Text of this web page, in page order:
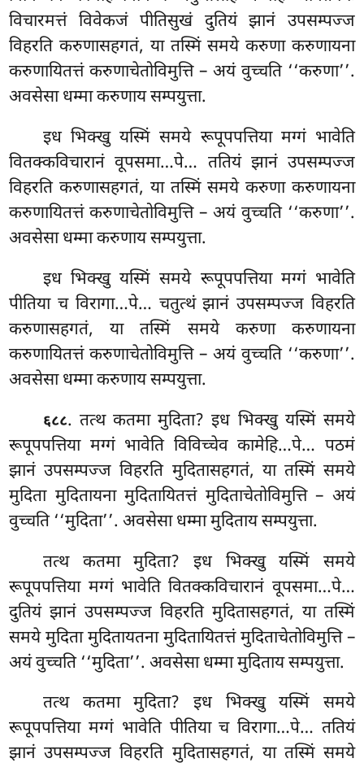
विचारमत्तं विवेकजं पीतिसुखं दुतियं झानं उपसम्पज्ज
विहरति करुणासहगतं, या तस्मिं समये करुणा करुणायना
करुणायितत्तं करुणाचेतोविमुत्ति – अयं वुच्चति ‘‘करुणा’’.
अवसेसा धम्मा करुणाय सम्पयुत्ता.
इध भिक्खु यस्मिं समये रूपूपपत्तिया मग्गं भावेति
वितक्कविचारानं वूपसमा…पे… ततियं झानं उपसम्पज्ज
विहरति करुणासहगतं, या तस्मिंसमये करुणा करुणायना
करुणायितत्तं करुणाचेतोविमुत्ति – अयं वुच्चति ‘‘करुणा’’.
अवसेसा धम्मा करुणाय सम्पयुत्ता.
इध भिक्खु यस्मिं समये रूपूपपत्तिया मग्गं भावेति
पीतिया च विरागा…पे… चतुत्थं झानं उपसम्पज्ज विहरति
करुणासहगतं, या तस्मिं समये करुणा करुणायना
करुणायितत्तं करुणाचेतोविमुत्ति – अयं वुच्चति ‘‘करुणा’’.
अवसेसा धम्मा करुणाय सम्पयुत्ता.
६८८. तत्थ कतमा मुदिता? इध भिक्खु यस्मिं समये
रूपूपपत्तिया मग्गं भावेति विविच्चेव कामेहि…पे… पठमं
झानं उपसम्पज्ज विहरति मुदितासहगतं, या तस्मिं समये
मुदिता मुदितायना मुदितायितत्तं मुदिताचेतोविमुत्ति – अयं
वुच्चति ‘‘मुदिता’’. अवसेसा धम्मा मुदिताय सम्पयुत्ता.
तत्थ कतमा मुदिता? इध भिक्खु यस्मिं समये
रूपूपपत्तिया मग्गं भावेति वितक्कविचारानं वूपसमा…पे…
दुतियंझानं उपसम्पज्ज विहरति मुदितासहगतं, या तस्मिं
समये मुदिता मुदितायतना मुदितायितत्तं मुदिताचेतोविमुत्ति –
अयं वुच्चति ‘‘मुदिता’’. अवसेसा धम्मा मुदिताय सम्पयुत्ता.
तत्थ कतमा मुदिता? इध भिक्खु यस्मिं समये
रूपूपपत्तिया मग्गं भावेति पीतिया च विरागा…पे… ततियं
झानं उपसम्पज्ज विहरति मुदितासहगतं, या तस्मिं समये